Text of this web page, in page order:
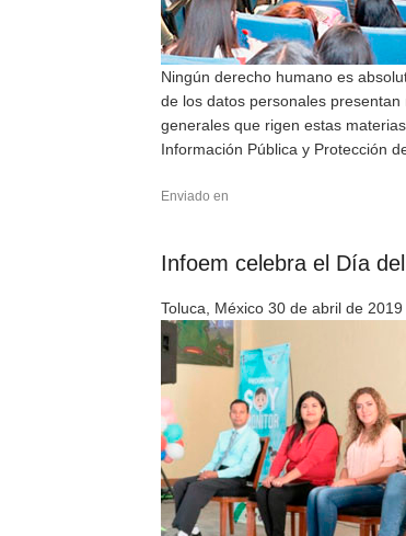
Ningún derecho humano es
de los datos personales
generales que rigen estas
Información Pública y Protección
Enviado en
Infoem celebra el Día
Toluca, México 30 de abril de 2019